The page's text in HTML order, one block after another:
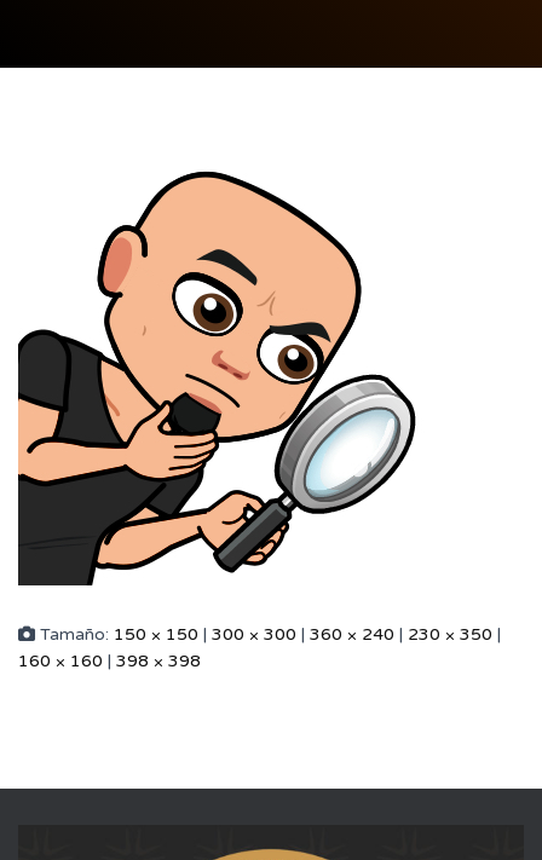
Tamaño: 150 × 150 | 300 × 300 | 360 × 240 | 230 × 350 |
160 × 160 | 398 × 398